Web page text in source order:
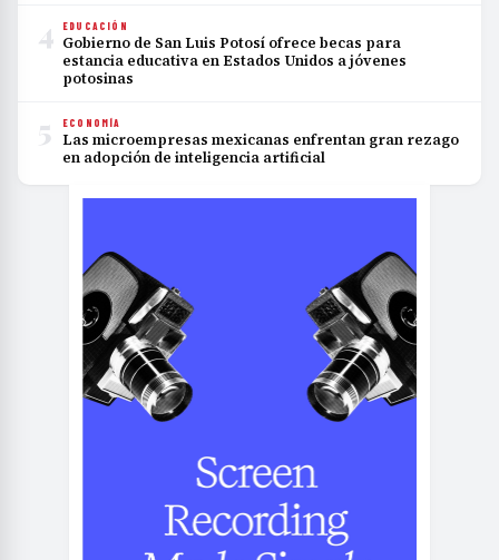
4 EDUCACIÓN
Gobierno de San Luis Potosí ofrece becas para
estancia educativa en Estados Unidos a jóvenes
potosinas
5 ECONOMÍA
Las microempresas mexicanas enfrentan gran rezago
en adopción de inteligencia artificial